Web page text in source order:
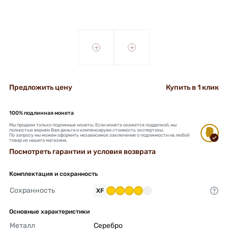
+ +
Предложить цену Купить в 1 клик
100% подлинная монета
Мы продаем только подлинные монеты. Если монета окажется подделкой, мы
полностью вернем Вам деньги и компенсируем стоимость экспертизы.
По запросу мы можем оформить независимое заключение о подлинности на любой
товар из нашего магазина.
Посмотреть гарантии и условия возврата
Комплектация и сохранность
Сохранность XF
Основные характеристики
Металл
Серебро